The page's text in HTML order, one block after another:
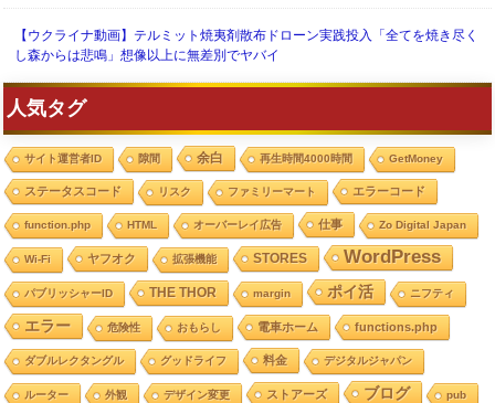
【ウクライナ動画】テルミット焼夷剤散布ドローン実践投入「全てを焼き尽く
し森からは悲鳴」想像以上に無差別でヤバイ
人気タグ
サイト運営者ID 隙間 余白 再生時間4000時間 GetMoney
ステータスコード リスク ファミリーマート エラーコード
function.php HTML オーバーレイ広告 仕事 Zo Digital Japan
Wi-Fi ヤフオク 拡張機能 STORES WordPress
パブリッシャーID THE THOR margin ポイ活 ニフティ
エラー 危険性 おもらし 電車ホーム functions.php
ダブルレクタングル グッドライフ 料金 デジタルジャパン
ルーター 外観 デザイン変更 ストアーズ ブログ pub